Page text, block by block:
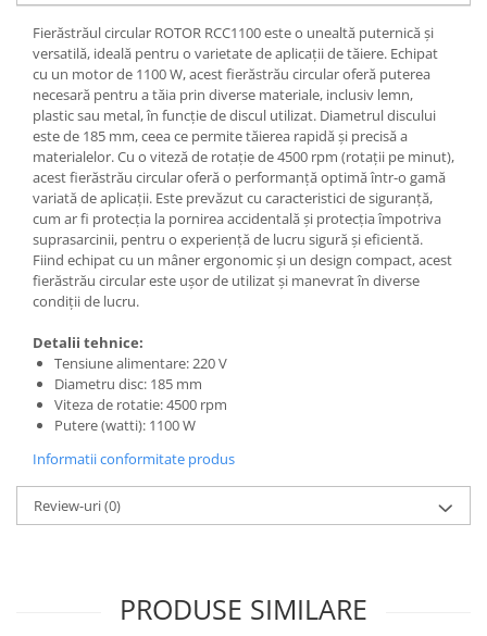
Fierăstrăul circular ROTOR RCC1100 este o unealtă puternică și
versatilă, ideală pentru o varietate de aplicații de tăiere. Echipat
cu un motor de 1100 W, acest fierăstrău circular oferă puterea
necesară pentru a tăia prin diverse materiale, inclusiv lemn,
plastic sau metal, în funcție de discul utilizat. Diametrul discului
este de 185 mm, ceea ce permite tăierea rapidă și precisă a
materialelor. Cu o viteză de rotație de 4500 rpm (rotații pe minut),
acest fierăstrău circular oferă o performanță optimă într-o gamă
variată de aplicații. Este prevăzut cu caracteristici de siguranță,
cum ar fi protecția la pornirea accidentală și protecția împotriva
suprasarcinii, pentru o experiență de lucru sigură și eficientă.
Fiind echipat cu un mâner ergonomic și un design compact, acest
fierăstrău circular este ușor de utilizat și manevrat în diverse
condiții de lucru.
Detalii tehnice:
Tensiune alimentare: 220 V
Diametru disc: 185 mm
Viteza de rotatie: 4500 rpm
Putere (watti): 1100 W
Informatii conformitate produs
Review-uri(0)
PRODUSE SIMILARE